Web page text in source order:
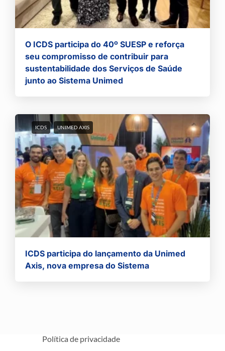
O ICDS participa do 40º SUESP e reforça
seu compromisso de contribuir para
sustentabilidade dos Serviços de Saúde
junto ao Sistema Unimed
ICDS UNIMED AXIS
ICDS participa do lançamento da Unimed
Axis, nova empresa do Sistema
Política de privacidade